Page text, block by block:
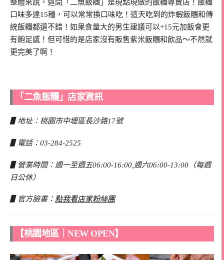
整體來說，這間「二魚飯糰」是現點現做的飯糰專賣店！飯糰
口味多達15種，可以常常換口味吃！這天吃到的炸蝦飯糰和傳
統飯糰都還不錯！如果食量大的男生建議可以+15元加飯會更
有飽足感！但可惜的是店家沒有販售紫米飯糰和飲品～不然就
更完美了啊！
「二魚飯糰」店家資訊
▋地址：桃園市中壢區長沙路17號
▋電話：03-284-2525
▋營業時間：週一至週五06:00-16:00,週六06:00-13:00（每週
日公休）
▋官方臉書： 點我看店家粉絲團
【桃園地區｜NEW OPEN】